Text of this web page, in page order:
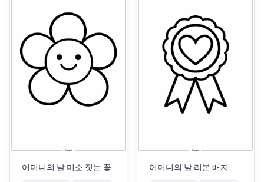
어머니의 날 미소 짓는 꽃 어머니의 날 리본 배지